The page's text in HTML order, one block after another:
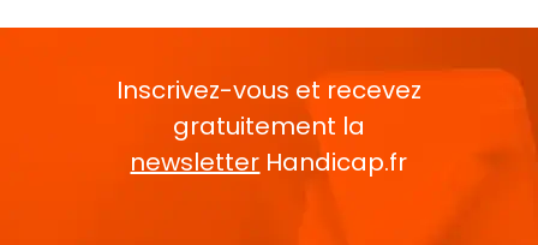
Inscrivez-vous et recevez
gratuitement la
newsletter Handicap.fr